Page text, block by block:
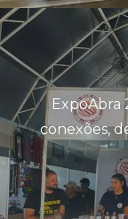
ExpoAbra
conexões,